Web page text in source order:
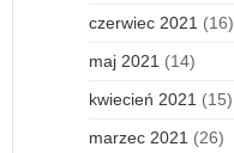
czerwiec 2021 (16)
maj 2021 (14)
kwiecień 2021 (15)
marzec 2021 (26)